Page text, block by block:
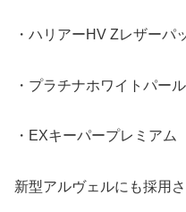
・ハリアーHV Zレザーパ
・プラチナホワイトパー
・EXキーパープレミアム
新型アルヴェルにも採用